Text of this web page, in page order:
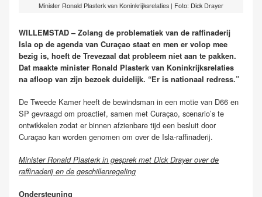
Minister Ronald Plasterk van Koninkrijksrelaties | Foto: Dick Drayer
WILLEMSTAD – Zolang de problematiek van de raffinaderij
Isla op de agenda van Curaçao staat en men er volop mee
bezig is, hoeft de Trevezaal dat probleem niet aan te pakken.
Dat maakte minister Ronald Plasterk van Koninkrijksrelaties
na afloop van zijn bezoek duidelijk. “Er is nationaal redress.”
De Tweede Kamer heeft de bewindsman in een motie van D66 en
SP gevraagd om proactief, samen met Curaçao, scenario’s te
ontwikkelen zodat er binnen afzienbare tijd een besluit door
Curaçao kan worden genomen om over de Isla-raffinaderij.
Minister Ronald Plasterk in gesprek met Dick Drayer over de
raffinaderij en de geschillenregeling
Ondersteuning